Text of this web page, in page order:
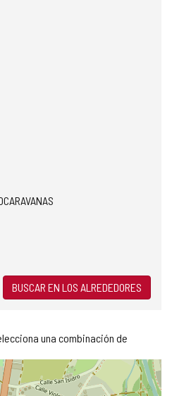
BUSCAR EN LOS ALREDEDORES
una combinación de